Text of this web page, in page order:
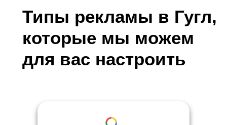
Типы рекламы в Гугл,
которые мы можем
для вас настроить